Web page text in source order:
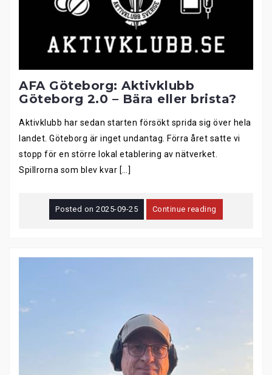
AFA Göteborg: Aktivklubb
Göteborg 2.0 – Bära eller brista?
Aktivklubb har sedan starten försökt sprida sig över hela
landet. Göteborg är inget undantag. Förra året satte vi
stopp för en större lokal etablering av nätverket.
Spillrorna som blev kvar […]
Posted on2025-09-25 Continue reading